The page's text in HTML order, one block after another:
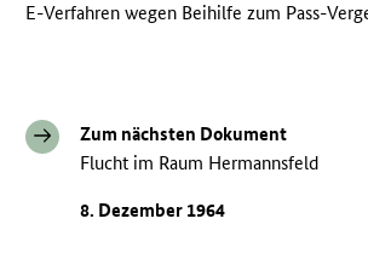
E-Verfahren wegen Beihilfe zum Pass-
Zum nächsten Dokument
Flucht im Raum Hermannsfeld
8. Dezember 1964